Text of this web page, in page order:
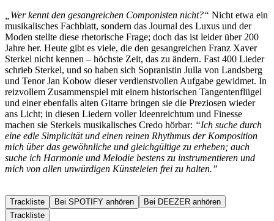
„Wer kennt den gesangreichen Componisten nicht?“ Nicht etwa ein
musikalisches Fachblatt, sondern das Journal des Luxus und der
Moden stellte diese rhetorische Frage; doch das ist leider über 200
Jahre her. Heute gibt es viele, die den gesangreichen Franz Xaver
Sterkel nicht kennen – höchste Zeit, das zu ändern. Fast 400 Lieder
schrieb Sterkel, und so haben sich Sopranistin Julla von Landsberg
und Tenor Jan Kobow dieser verdienstvollen Aufgabe gewidmet. In
reizvollem Zusammenspiel mit einem historischen Tangentenflügel
und einer ebenfalls alten Gitarre bringen sie die Preziosen wieder
ans Licht; in diesen Liedern voller Ideenreichtum und Finesse
machen sie Sterkels musikalisches Credo hörbar: “Ich suche durch
eine edle Simplicität und einen reinen Rhythmus der Komposition
mich über das gewöhnliche und gleichgültige zu erheben; auch
suche ich Harmonie und Melodie bestens zu instrumentieren und
mich von allen unwürdigen Künsteleien frei zu halten.”
Trackliste Bei SPOTIFY anhören
Bei DEEZER anhören
Trackliste